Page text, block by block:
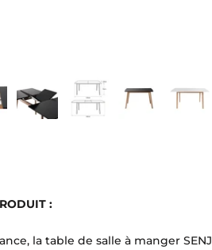
:
la table de salle à manger